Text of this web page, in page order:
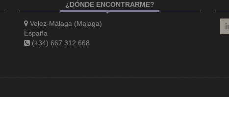
¿DÓNDE ENCONTRARME?
Velez-Málaga (Malaga)
España
(+34) 667 312 668